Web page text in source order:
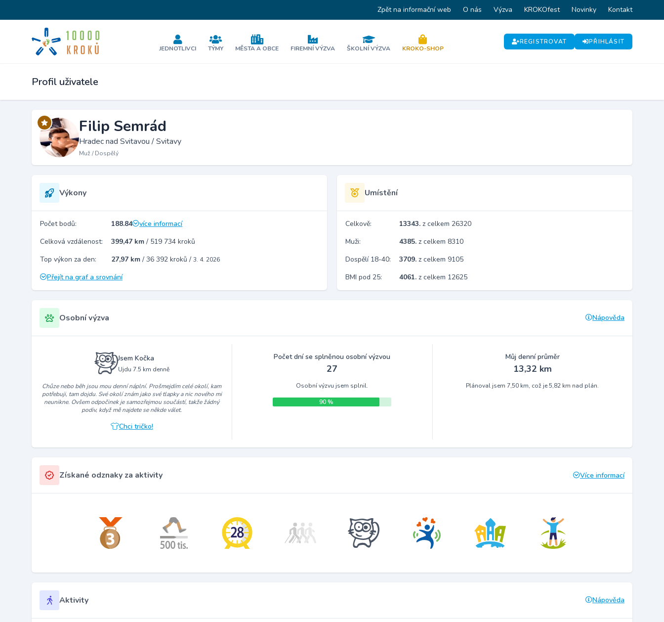
Zpět na informační web O nás Výzva KROKOfest Novinky Kontakt
JEDNOTLIVCI TÝMY MĚSTA A OBCE FIREMNÍ VÝZVA ŠKOLNÍ VÝZVA KROKO-SHOP
REGISTROVAT PŘIHLÁSIT
Profil uživatele
Filip Semrád
Hradec nad Svitavou / Svitavy
Muž / Dospělý
Výkony
Počet bodů: 188.84
více informací
Celková vzdálenost:
399,47 km / 519 734 kroků
Top výkon za den:
27,97 km / 36 392 kroků / 3. 4. 2026
Přejít na graf a srovnání
Umístění
Celkově: 13343. z celkem 26320
Muži:
4385. z celkem 8310
Dospělí 18-40:
3709. z celkem 9105
BMI pod 25:
4061. z celkem 12625
Osobní výzva Nápověda
Jsem Kočka
Ujdu 7.5 km denně
Chůze nebo běh jsou mou denní náplní. Prošmejdím celé okolí, kam
potřebuji, tam dojdu. Své okolí znám jako své tlapky a nic nového mi
neunikne. Ovšem odpočinek je samozřejmou součástí, takže žádný
podiv, když mě najdete se někde válet.
Chci tričko!
Počet dní se splněnou osobní výzvou
27
Osobní výzvu jsem splnil.
90 %
Můj denní průměr
13,32 km
Plánoval jsem 7,50 km, což je 5,82 km nad plán.
Získané odznaky za aktivity Více informací
Aktivity Nápověda